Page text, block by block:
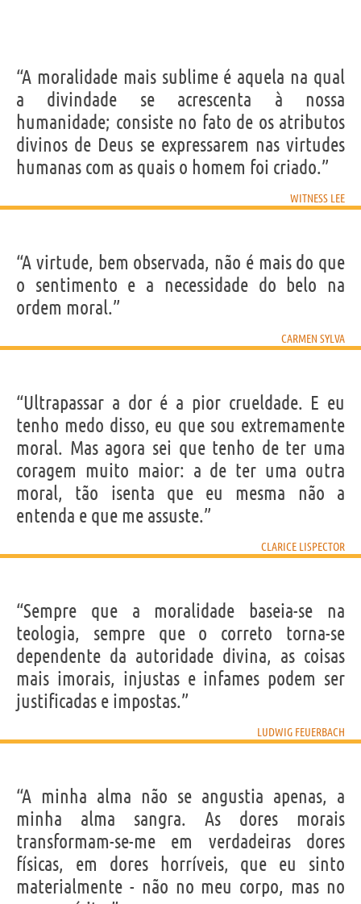
“A moralidade mais sublime é aquela na qual
a divindade se acrescenta à nossa
humanidade; consiste no fato de os atributos
divinos de Deus se expressarem nas virtudes
humanas com as quais o homem foi criado.”
WITNESS LEE
“A virtude, bem observada, não é mais do que
o sentimento e a necessidade do belo na
ordem moral.”
CARMEN SYLVA
“Ultrapassar a dor é a pior crueldade. E eu
tenho medo disso, eu que sou extremamente
moral. Mas agora sei que tenho de ter uma
coragem muito maior: a de ter uma outra
moral, tão isenta que eu mesma não a
entenda e que me assuste.”
CLARICE LISPECTOR
“Sempre que a moralidade baseia-se na
teologia, sempre que o correto torna-se
dependente da autoridade divina, as coisas
mais imorais, injustas e infames podem ser
justificadas e impostas.”
LUDWIG FEUERBACH
“A minha alma não se angustia apenas, a
minha alma sangra. As dores morais
transformam-se-me em verdadeiras dores
físicas, em dores horríveis, que eu sinto
materialmente - não no meu corpo, mas no